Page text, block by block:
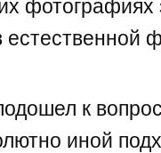
естественной
к
иной